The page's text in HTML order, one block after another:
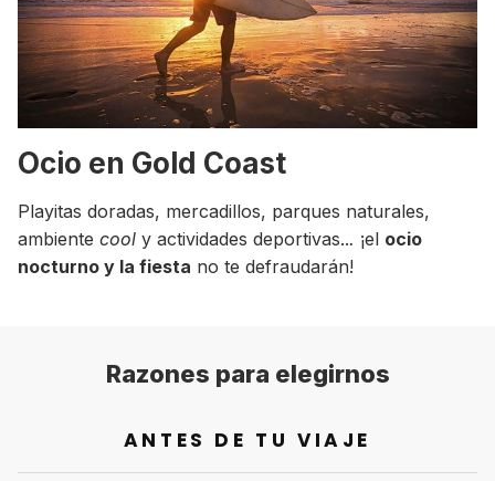
Ocio en Gold Coast
Playitas doradas, mercadillos, parques naturales,
ambiente cool y actividades deportivas... ¡el ocio
nocturno y la fiesta no te defraudarán!
Razones para elegirnos
ANTES DE TU VIAJE